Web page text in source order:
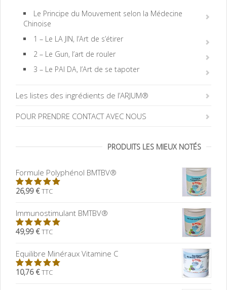
Le Principe du Mouvement selon la Médecine
Chinoise
1 – Le LA JIN, l’Art de s’étirer
2 – Le Gun, l’art de rouler
3 – Le PAI DA, l’Art de se tapoter
Les listes des ingrédients de l’ARJUM®
POUR PRENDRE CONTACT AVEC NOUS
PRODUITS LES MIEUX NOTÉS
Formule Polyphénol BMTBV®
5.00 sur
26,99 € TTC
Immunostimulant BMTBV®
5.00 sur
49,99 € TTC
Equilibre Minéraux Vitamine C
5.00 sur
10,76 € TTC